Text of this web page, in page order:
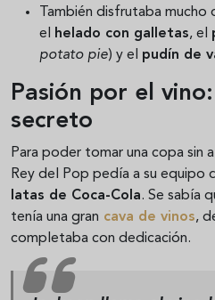
También disfrutaba mucho
el helado con galletas, el
potato pie) y el pudín de
Pasión por el
secreto
Para poder tomar una copa sin
Rey del Pop pedía a su equipo
latas de Coca-Cola. Se sabía
tenía una gran cava de vinos,
completaba con dedicación.